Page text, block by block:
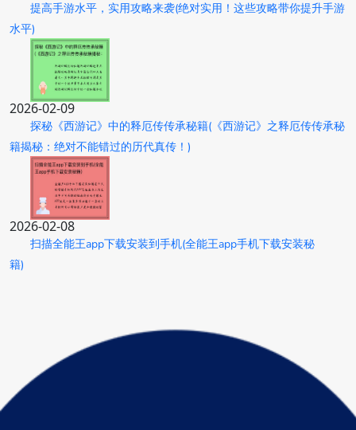
提高手游水平，实用攻略来袭(绝对实用！这些攻略带你提升手游
水平)
2026-02-09
探秘《西游记》中的释厄传传承秘籍(《西游记》之释厄传传承秘
籍揭秘：绝对不能错过的历代真传！)
2026-02-08
扫描全能王app下载安装到手机(全能王app手机下载安装秘
籍)